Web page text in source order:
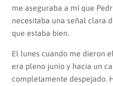
me aseguraba a mí que
necesitaba una señal clara
que estaba bien.
El lunes cuando me dieron
era pleno junio y hacia un
completamente despejado.